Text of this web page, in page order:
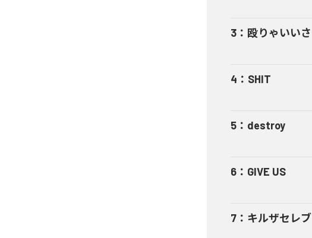
3 ： 殴りゃいいさ
4 ： SHIT
5 ： destroy
6 ： GIVE US
7 ： キルザセレブ